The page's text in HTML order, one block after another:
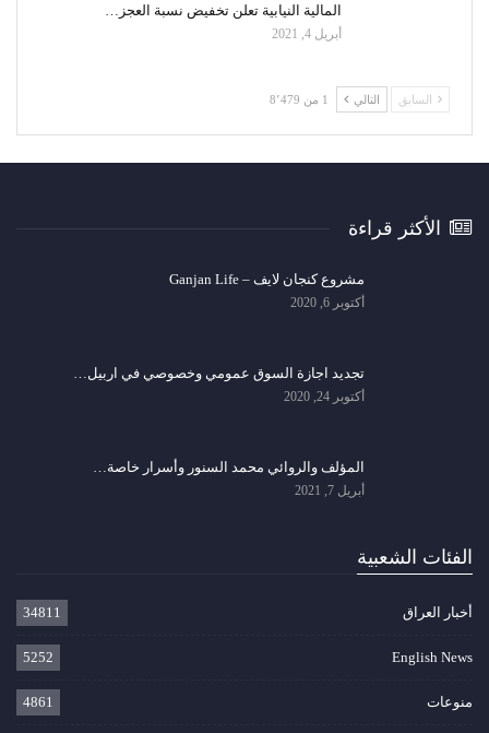
المالية النيابية تعلن تخفيض نسبة العجز…
أبريل 4, 2021
السابق التالي 1 من 8٬479
الأكثر قراءة
مشروع كنجان لايف – Ganjan Life
أكتوبر 6, 2020
تجديد اجازة السوق عمومي وخصوصي في اربيل…
أكتوبر 24, 2020
المؤلف والروائي محمد السنور وأسرار خاصة…
أبريل 7, 2021
الفئات الشعبية
أخبار العراق 34811
English News
5252
منوعات 4861